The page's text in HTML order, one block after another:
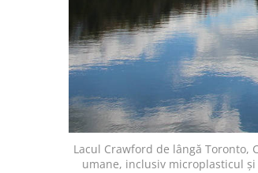
Lacul Crawford de lângă
umane, inclusiv microplasticul și